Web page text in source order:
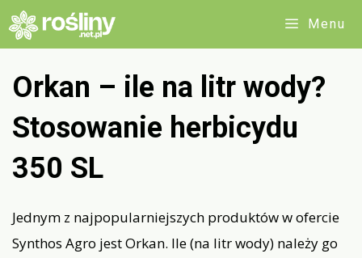
Przejdź
do
Menu
Orkan – ile na litr wody?
Stosowanie herbicydu
350 SL
Jednym z najpopularniejszych produktów w ofercie
Synthos Agro jest Orkan. Ile (na litr wody) należy go